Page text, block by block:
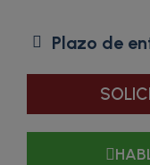
Plazo de